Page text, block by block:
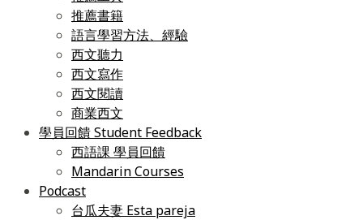
推薦書籍
語言學習方法、經驗
西文聽力
西文寫作
西文閱讀
商業西文
學員回饋 Student Feedback
西語課 學員回饋
Mandarin Courses
Podcast
台瓜夫妻 Esta pareja